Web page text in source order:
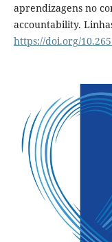
aprendizagens no
accountability.
https://doi.org/